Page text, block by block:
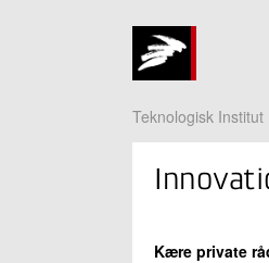
Teknologisk Institut
Kære private